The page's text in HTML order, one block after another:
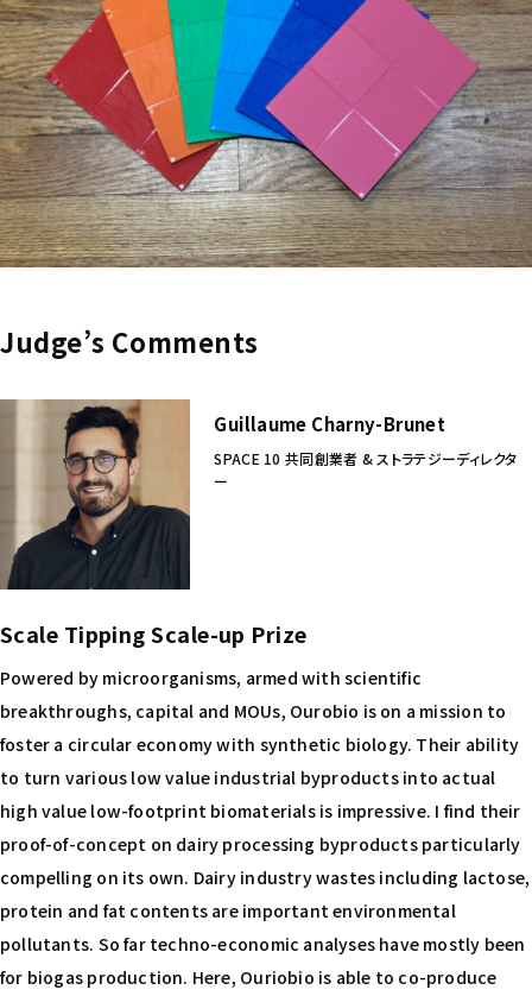
Judge’s Comments
Guillaume Charny-Brunet
SPACE 10 共同創業者 & ストラテジーディレクタ
ー
Scale Tipping Scale-up Prize
Powered by microorganisms, armed with scientific
breakthroughs, capital and MOUs, Ourobio is on a mission to
foster a circular economy with synthetic biology. Their ability
to turn various low value industrial byproducts into actual
high value low-footprint biomaterials is impressive. I find their
proof-of-concept on dairy processing byproducts particularly
compelling on its own. Dairy industry wastes including lactose,
protein and fat contents are important environmental
pollutants. So far techno-economic analyses have mostly been
for biogas production. Here, Ouriobio is able to co-produce